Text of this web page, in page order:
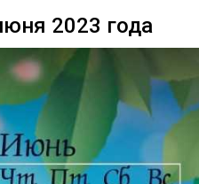
2023 года